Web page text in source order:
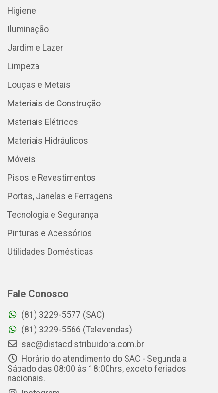
Higiene
Iluminação
Jardim e Lazer
Limpeza
Louças e Metais
Materiais de Construção
Materiais Elétricos
Materiais Hidráulicos
Móveis
Pisos e Revestimentos
Portas, Janelas e Ferragens
Tecnologia e Segurança
Pinturas e Acessórios
Utilidades Domésticas
Fale Conosco
(81) 3229-5577 (SAC)
(81) 3229-5566 (Televendas)
sac@distacdistribuidora.com.br
Horário do atendimento do SAC - Segunda a
Sábado das 08:00 às 18:00hrs, exceto feriados
nacionais.